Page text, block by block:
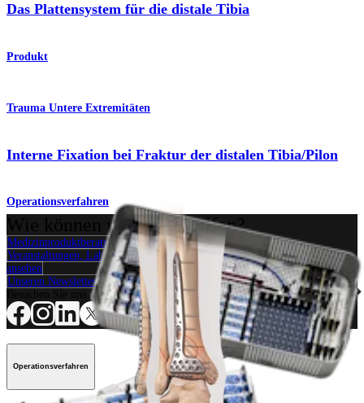
Das Plattensystem für die distale Tibia
Produkt
Trauma Untere Extremitäten
Interne Fixation bei Fraktur der distalen Tibia/Pilon
Operationsverfahren
Wie können wir Ihnen helfen?
Medizinproduktberater:in kontaktieren
Veranstaltungen, Lab-Vorführungen und Schulungsmöglichkeiten
ansehen
Unseren Newsletter abonnieren
Operationsverfahren